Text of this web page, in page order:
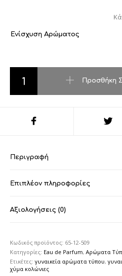
Ενίσχυση Αρώματος
Προσθήκη
Περιγραφή
Επιπλέον πληροφορίες
Αξιολογήσεις (0)
Κωδικός προϊόντος: 65-12-509
Κατηγορίες: Eau de Parfum,Αρώματα
Ετικέτες:γυναικεία αρώματα τύπου,
χύμα κολώνιες